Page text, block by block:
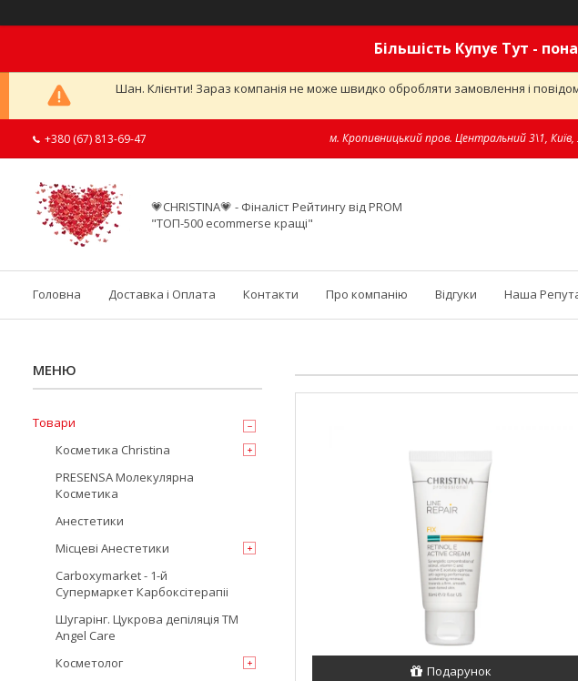
Більшість Купує Тут -
Шан. Клієнти! Зараз компанія не може швидко обробляти замовлення і
+380 (67) 813-69-47 м. Кропивницький пров. Центральний 3\1, Київ,
💗CHRISTINA💗 - Фіналіст Рейтингу від PROM
"ТОП-500 ecommerse кращі"
Головна Доставка і Оплата Контакти Про компанію Відгуки Наша
Подарунок
Товари
Косметика Christina
PRESENSA Молекулярна
Косметика
Анестетики
Місцеві Анестетики
Carboxymarket - 1-й
Супермаркет Карбоксітерапіі
Шугарінг. Цукрова депіляція TM
Angel Care
Косметолог